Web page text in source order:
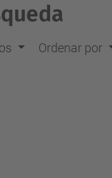
Ordenar por